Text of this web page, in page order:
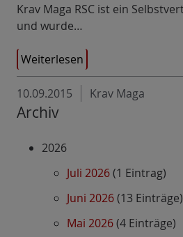
Krav Maga RSC ist ein
und wurde…
Weiterlesen
10.09.2015 Krav Maga
Archiv
2026
Juli 2026(1 Eintrag)
Juni 2026(13 Einträge)
Mai 2026(4 Einträge)